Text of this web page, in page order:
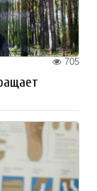
705